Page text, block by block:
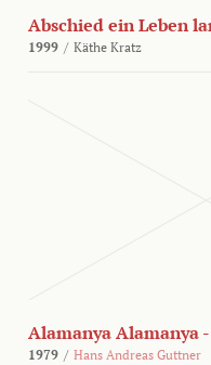
Abschied ein Leben
1999 / Käthe Kratz
Alamanya Alamanya
1979 / Hans Andreas Guttner